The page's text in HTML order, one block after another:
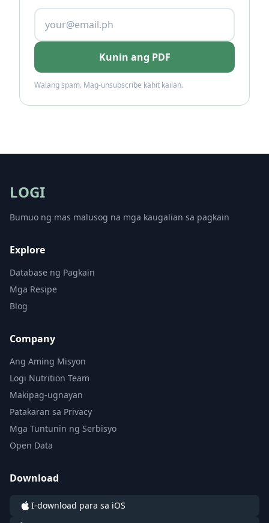
Kunin ang PDF
Walang spam. Mag-unsubscribe kahit kailan.
LOGI
Bumuo ng mas malusog na mga kaugalian sa pagkain
Explore
Database ng Pagkain
Mga Resipe
Blog
Company
Ang Aming Misyon
Logi Nutrition Team
Makipag-ugnayan
Patakaran sa Privacy
Mga Tuntunin ng Serbisyo
Open Data
Download
I-download para sa iOS